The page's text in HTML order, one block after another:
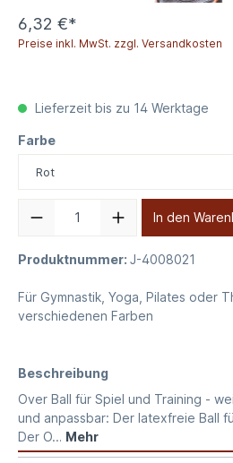
6,32 €*
Preise inkl. MwSt. zzgl. Versandkosten
Lieferzeit bis zu 14 Werktage
Farbe
In den
Produktnummer: J-4008021
Für Gymnastik, Yoga, Pilates oder
verschiedenen Farben
Beschreibung
Over Ball für Spiel und Training -
und anpassbar: Der latexfreie Ball
Der O… Mehr